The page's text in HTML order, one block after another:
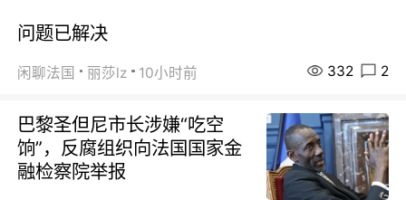
问题已解决
闲聊法国 丽莎lz 10小时前 332 2
巴黎圣但尼市长涉嫌“吃空
饷”，反腐组织向法国国家金
融检察院举报